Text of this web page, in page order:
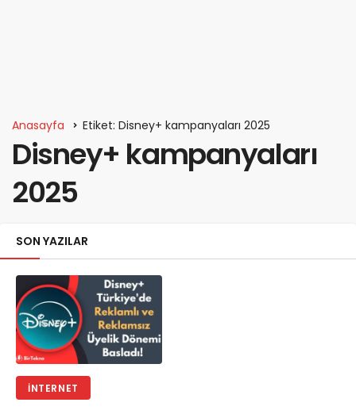
Anasayfa Etiket: Disney+ kampanyaları 2025
Disney+ kampanyaları
2025
SON YAZILAR
İNTERNET